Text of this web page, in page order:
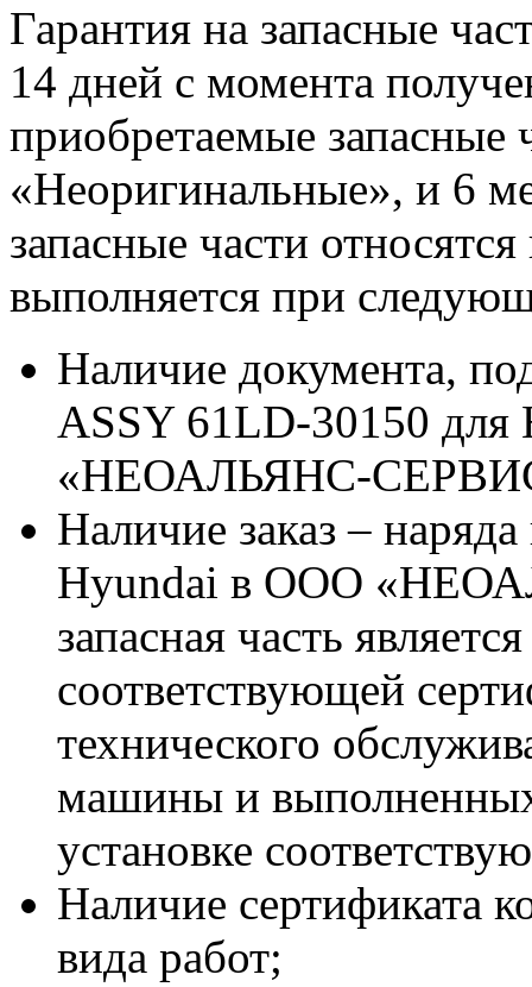
Гарантия на запасные
14 дней с момента
приобретаемые запасные
«Неоригинальные», и 6
запасные части
выполняется при
Наличие документа,
ASSY 61LD-30150
«НЕОАЛЬЯНС-
Наличие заказ –
Hyundai в ООО
запасная часть
соответствующей
технического
машины и
установке
Наличие сертификата
вида работ;